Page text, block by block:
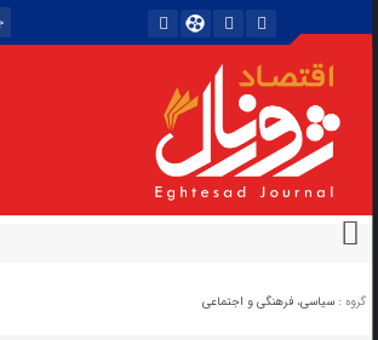
گروه : سیاسی، فرهنگی و اجتماعی